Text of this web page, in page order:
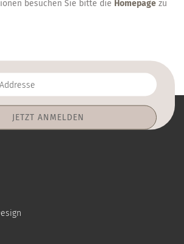
besuchen Sie bitte die Homepage zu